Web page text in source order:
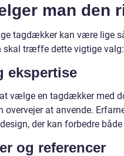
man den
tagdækker kan være lige
skal træffe dette vigtige valg:
ekspertise
vælge en tagdækker med
overvejer at anvende.
der kan forbedre
og referencer